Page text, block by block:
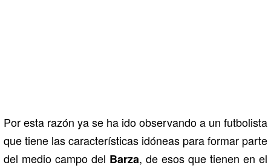
Por esta razón ya se ha ido observando a un futbolista
que tiene las características idóneas para formar parte
del medio campo del Barza, de esos que tienen en el